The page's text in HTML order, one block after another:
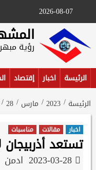
2026-08-07
رؤية
الرئيسة اخبار إقتصاد
الرئيسة 2023 مارس 28
اخبار مقالات مناسبات
تستعد أذربيجان لإحياء الذكرى 105
ادمن